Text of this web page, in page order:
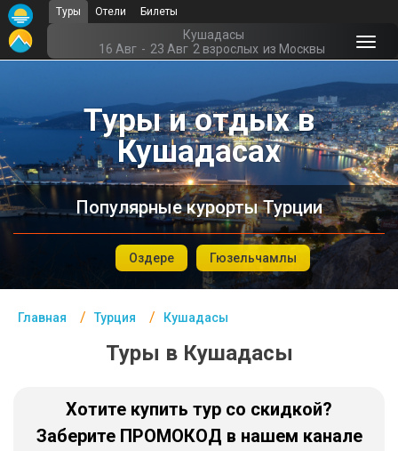
Туры Отели Билеты
Кушадасы
16 Авг - 23 Авг 2 взрослых из Москвы
Туры и отдых в
Кушадасах
Популярные курорты Турции
Оздере Гюзельчамлы
Главная Турция Кушадасы
Туры в Кушадасы
Хотите купить тур со скидкой?
Заберите ПРОМОКОД в нашем канале
Главная
Офис г. Москва
Подборки отелей
Турция
ОАЭ
Египет
Бали